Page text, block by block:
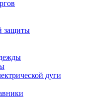
защиты
дуги